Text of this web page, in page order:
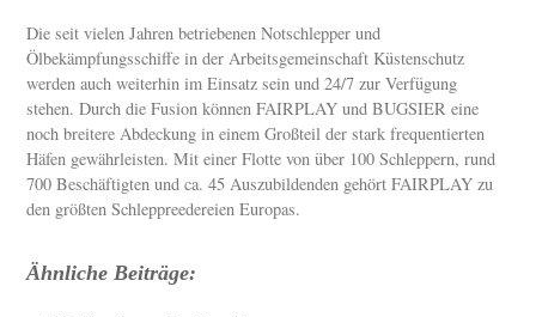
Die seit vielen Jahren betriebenen Notschlepper und
Ölbekämpfungsschiffe in der Arbeitsgemeinschaft Küstenschutz
werden auch weiterhin im Einsatz sein und 24/7 zur Verfügung
stehen. Durch die Fusion können FAIRPLAY und BUGSIER eine
noch breitere Abdeckung in einem Großteil der stark frequentierten
Häfen gewährleisten. Mit einer Flotte von über 100 Schleppern, rund
700 Beschäftigten und ca. 45 Auszubildenden gehört FAIRPLAY zu
den größten Schleppreedereien Europas.
Ähnliche Beiträge: